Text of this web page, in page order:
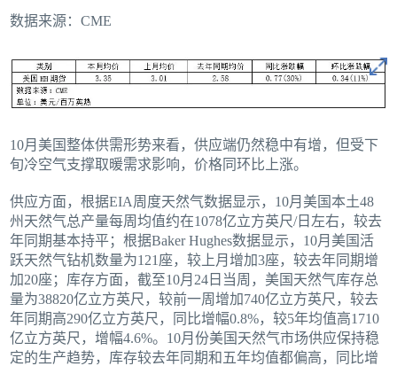
数据来源：CME
10月美国整体供需形势来看，供应端仍然稳中有增，但受下
旬冷空气支撑取暖需求影响，价格同环比上涨。
供应方面，根据EIA周度天然气数据显示，10月美国本土48
州天然气总产量每周均值约在1078亿立方英尺/日左右，较去
年同期基本持平；根据Baker Hughes数据显示，10月美国活
跃天然气钻机数量为121座，较上月增加3座，较去年同期增
加20座；库存方面，截至10月24日当周，美国天然气库存总
量为38820亿立方英尺，较前一周增加740亿立方英尺，较去
年同期高290亿立方英尺，同比增幅0.8%，较5年均值高1710
亿立方英尺，增幅4.6%。10月份美国天然气市场供应保持稳
定的生产趋势，库存较去年同期和五年均值都偏高，同比增